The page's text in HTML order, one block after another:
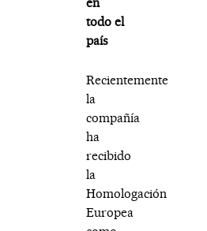
todo el
país
Recientemente
la
compañía
ha
recibido
la
Homologación
Europea